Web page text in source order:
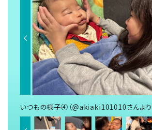
いつもの様子④（@akiaki101010さんより